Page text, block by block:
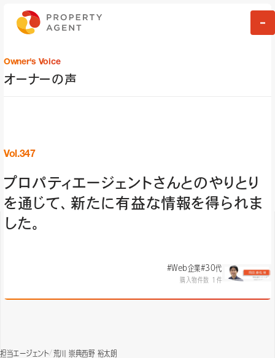
Owner's Voice
オーナーの声
Vol.347
プロパティエージェントさんとのやりとり
を通じて、新たに有益な情報を得られま
した。
#Web企業#30代
購入物件数 1件
担当エージェント 荒川 崇典西野 裕太朗